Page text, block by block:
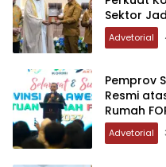
Sektor
Advetorial
Pemprov
Resmi
Rumah
Advetorial